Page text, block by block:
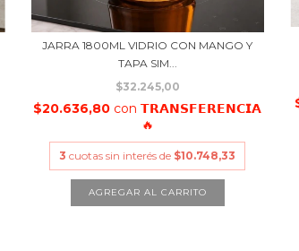
JARRA 1800ML VIDRIO CON MANGO Y
TAPA SIM...
$32.245,00
$20.636,80 con 𝗧𝗥𝗔𝗡𝗦𝗙𝗘𝗥𝗘𝗡𝗖𝗜𝗔
🔥
3 cuotas sin interés de $10.748,33